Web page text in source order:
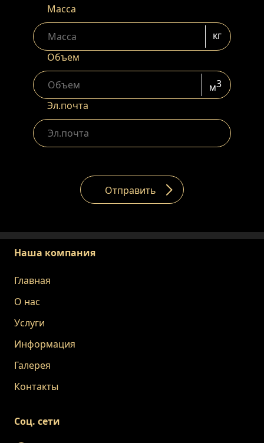
Масса
кг
Объем
м3
Эл.почта
Отправить
Наша компания
Главная
О нас
Услуги
Информация
Галерея
Контакты
Соц. сети